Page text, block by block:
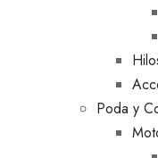
Poda y